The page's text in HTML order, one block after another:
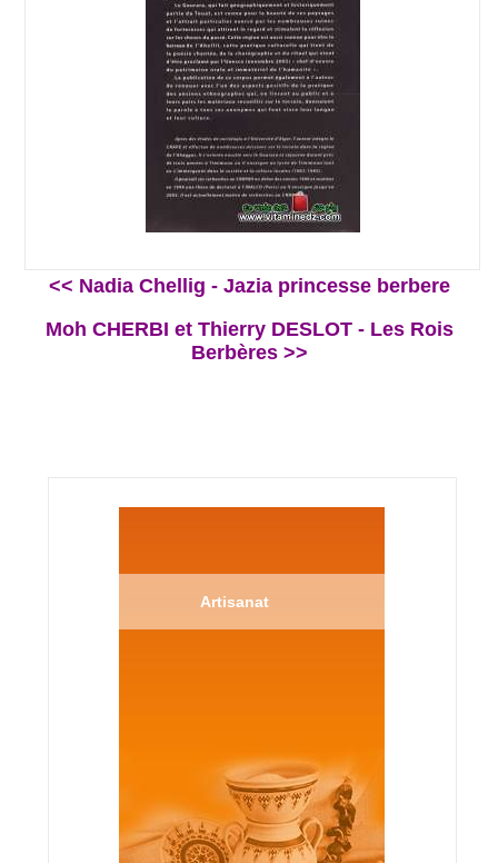
<< Nadia Chellig - Jazia princesse berbere
Moh CHERBI et Thierry DESLOT - Les Rois
Berbères >>
Artisanat